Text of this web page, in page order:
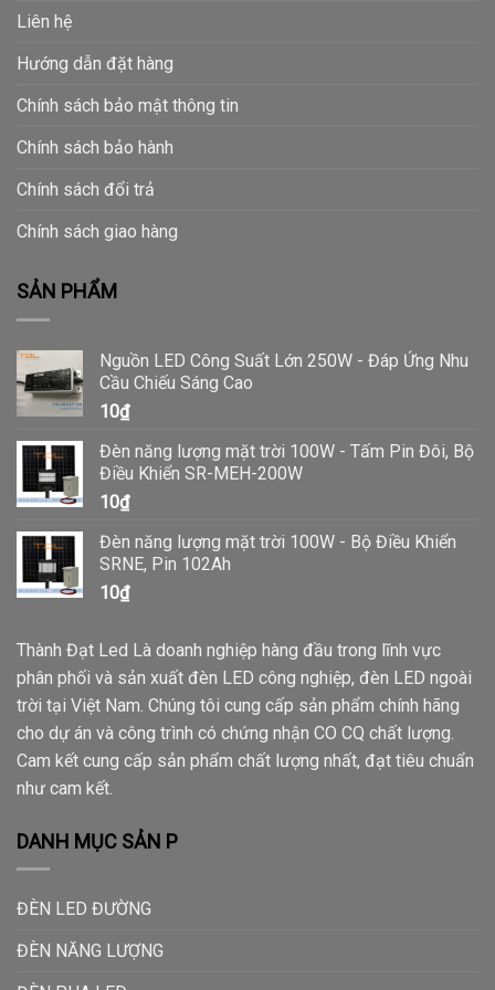
Liên hệ
Hướng dẫn đặt hàng
Chính sách bảo mật thông tin
Chính sách bảo hành
Chính sách đổi trả
Chính sách giao hàng
SẢN PHẨM
Nguồn LED Công Suất Lớn 250W - Đáp Ứng Nhu
Cầu Chiếu Sáng Cao
10₫
Đèn năng lượng mặt trời 100W - Tấm Pin Đôi, Bộ
Điều Khiển SR-MEH-200W
10₫
Đèn năng lượng mặt trời 100W - Bộ Điều Khiển
SRNE, Pin 102Ah
10₫
Thành Đạt Led Là doanh nghiệp hàng đầu trong lĩnh vực
phân phối và sản xuất đèn LED công nghiệp, đèn LED ngoài
trời tại Việt Nam. Chúng tôi cung cấp sản phẩm chính hãng
cho dự án và công trình có chứng nhận CO CQ chất lượng.
Cam kết cung cấp sản phẩm chất lượng nhất, đạt tiêu chuẩn
như cam kết.
DANH MỤC SẢN P
ĐÈN LED ĐƯỜNG
ĐÈN NĂNG LƯỢNG